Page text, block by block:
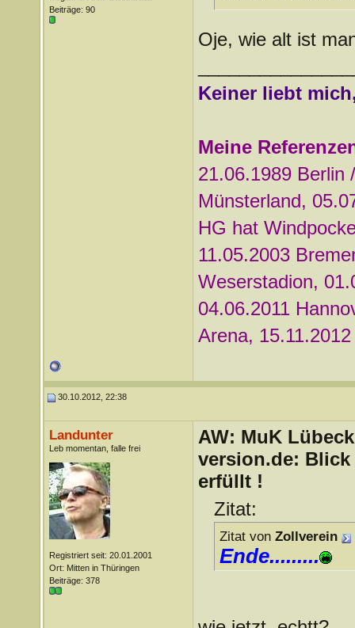
Beiträge: 90
Oje, wie alt ist
Keiner liebt
Meine
21.06.1989 Berlin
Münsterland,
HG hat
11.05.2003
Weserstadion,
04.06.2011
Arena,
30.10.2012, 22:38
Landunter
Leb momentan, falle frei
Registriert seit: 20.01.2001
Ort: Mitten in Thüringen
Beiträge: 378
AW: MuK
version.de: Blick
erfüllt !
Zitat:
Zitat von Zollverein
Ende.........